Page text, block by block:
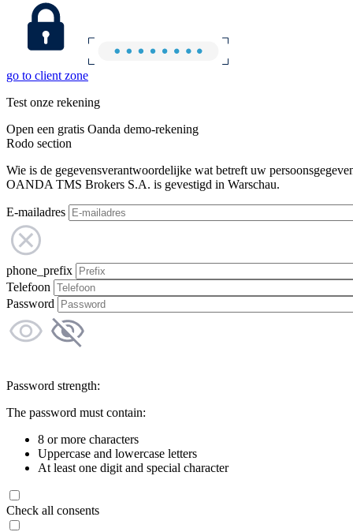
go to client zone
Test onze rekening
Open een gratis Oanda demo-rekening
Rodo section
Wie is de gegevensverantwoordelijke wat betreft uw
OANDA TMS Brokers S.A. is gevestigd in Warschau.
E-mailadres
phone_prefix
Telefoon
Password
Password strength:
The password must contain:
8 or more characters
Uppercase and lowercase letters
At least one digit and special character
Check all consents